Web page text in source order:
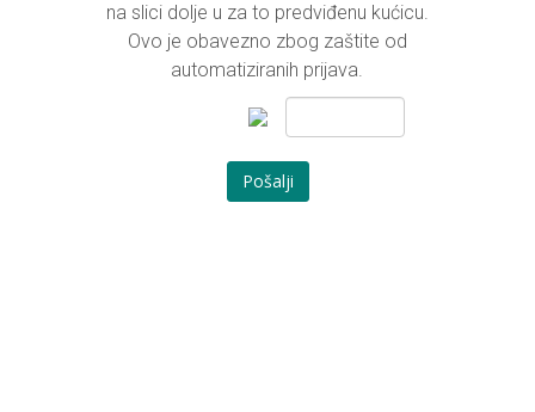
na slici dolje u za to predviđenu kućicu.
Ovo je obavezno zbog zaštite od
automatiziranih prijava.
Pošalji